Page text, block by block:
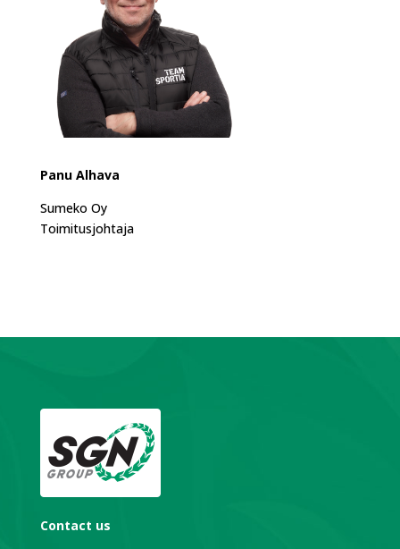
Panu Alhava
Sumeko Oy
Toimitusjohtaja
Contact us